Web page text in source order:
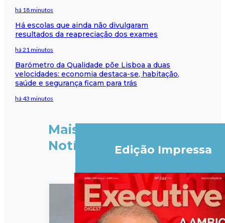
há 18 minutos
Há escolas que ainda não divulgaram
resultados da reapreciação dos exames
há 21 minutos
Barómetro da Qualidade põe Lisboa a duas
velocidades: economia destaca-se, habitação,
saúde e segurança ficam para trás
há 43 minutos
Mais
Notícias
Edição Impressa